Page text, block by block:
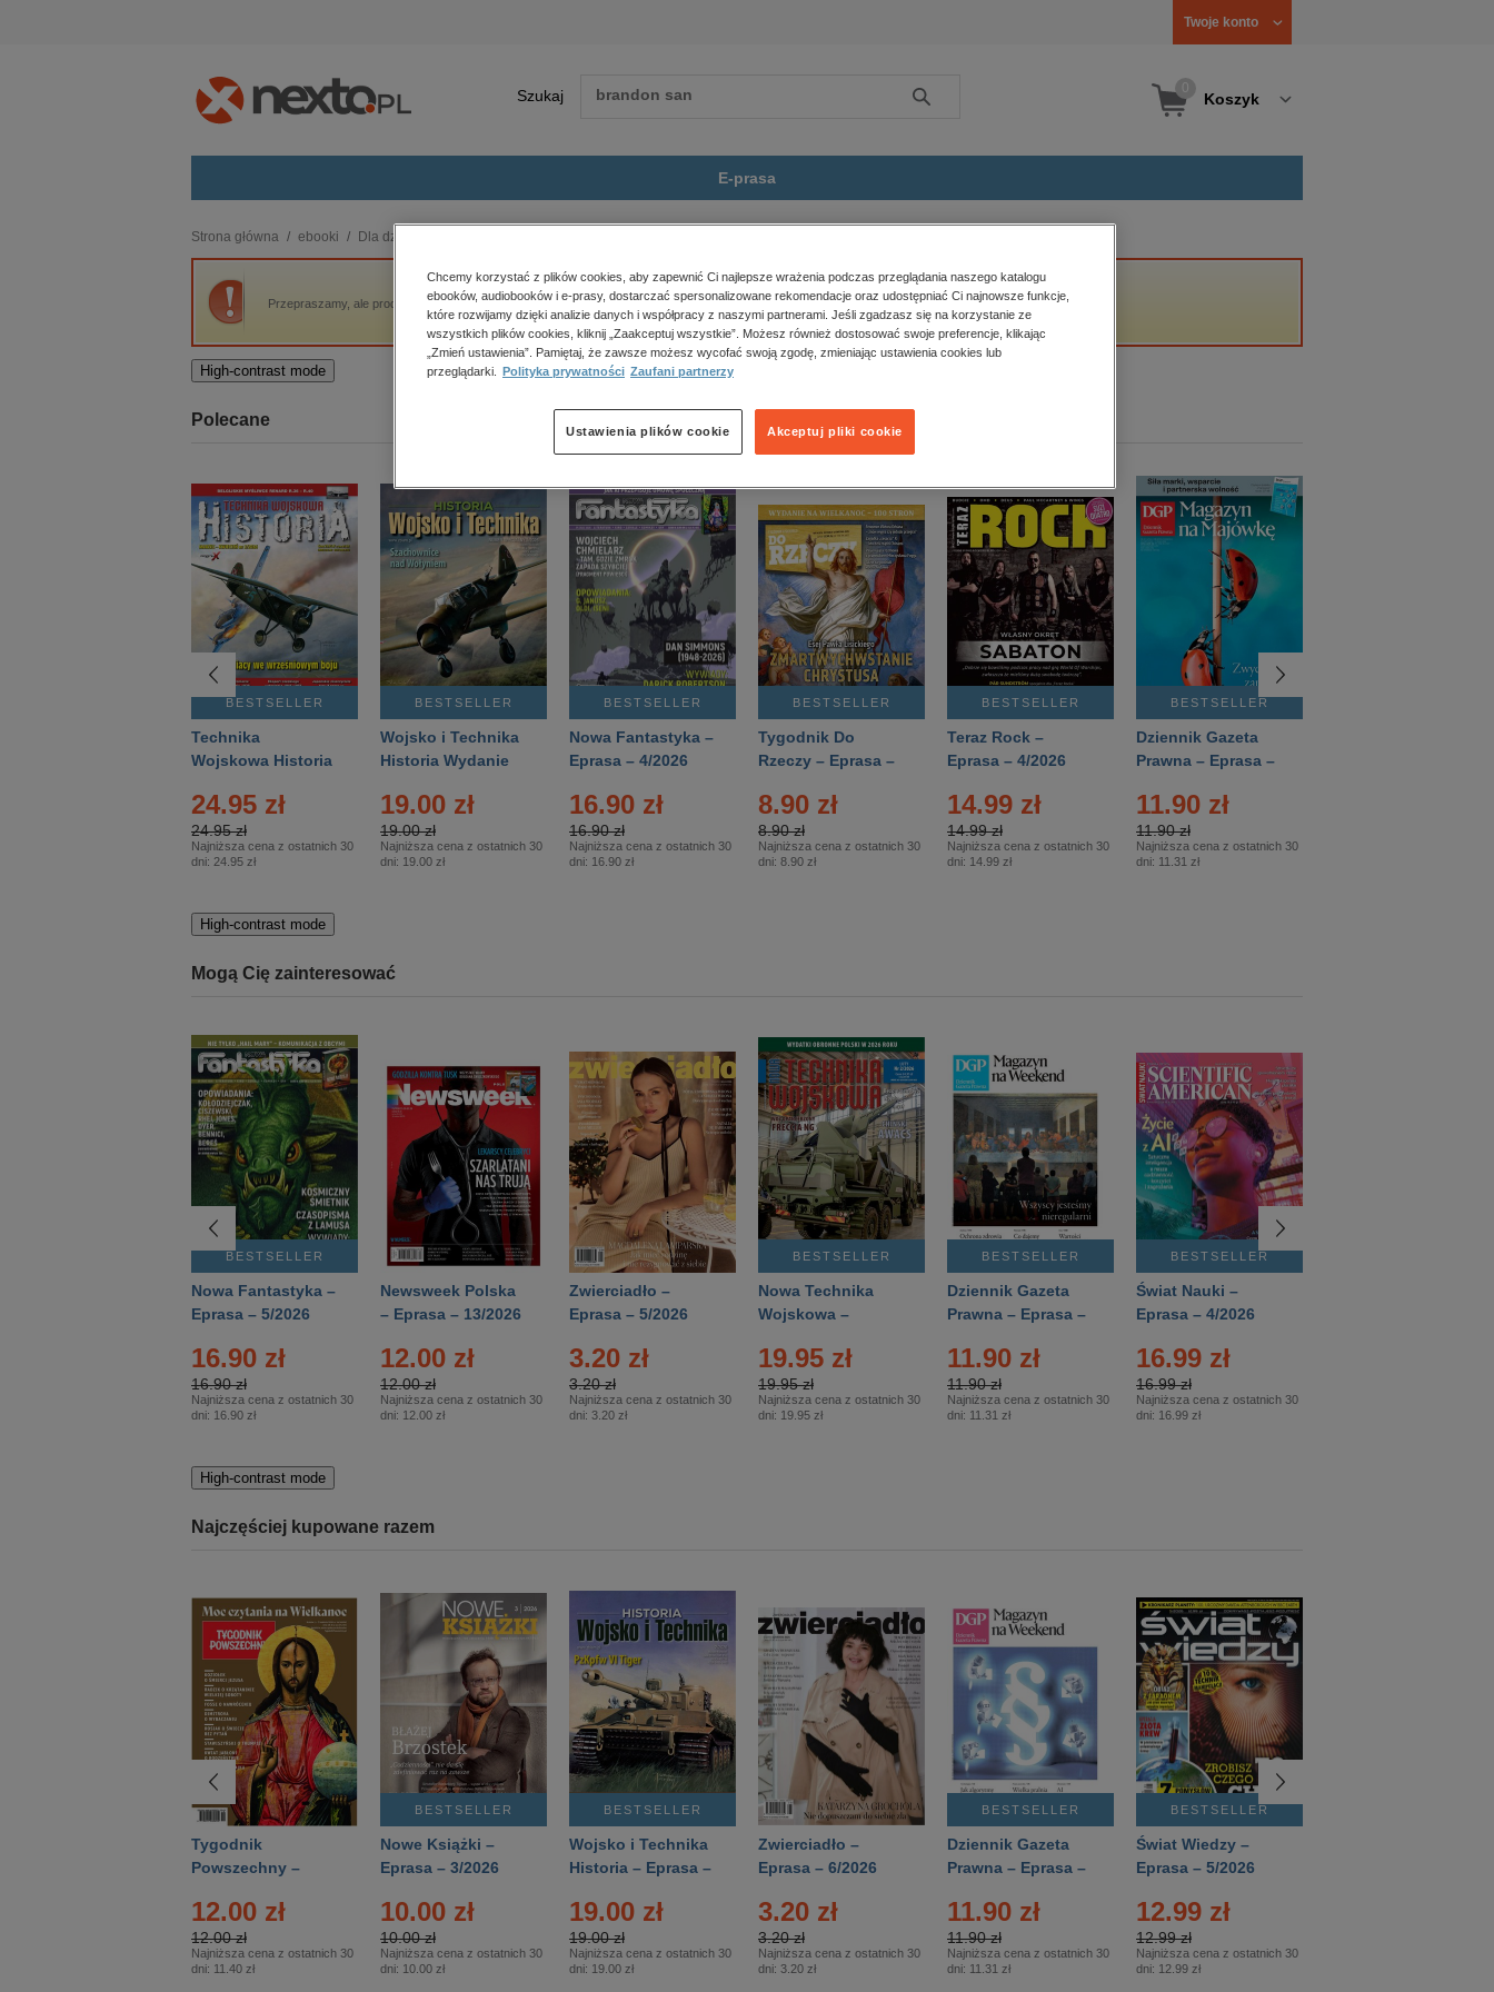
Twoje konto
Szukaj Szukaj Koszyk
E-prasa
budownictwo, aranżacja wnętrz
biznesowe, branżowe, gospodarka
darmowe wydania
edukacja
kobiece, lifestyle, kultura
polityka, społeczno-informacyjne
psychologiczne
inne
popularno-naukowe
historia
zdrowie
religie
Strona główna ebooki Dla dzieci i młodzieży
Przepraszamy, ale produkt „Szkoła dla Krnąbrnych Wróżek 1” nie jest dostępny.
High-contrast mode
Polecane
BESTSELLER
Technika
Wojskowa Historia
24.95 zł
24.95 zł
Najniższa cena z ostatnich 30
dni: 24.95 zł
BESTSELLER
Wojsko i Technika
Historia Wydanie
– 2/2026
19.00 zł
19.00 zł
Najniższa cena z ostatnich 30
dni: 19.00 zł
BESTSELLER
Nowa Fantastyka –
Eprasa – 4/2026
16.90 zł
16.90 zł
Najniższa cena z ostatnich 30
dni: 16.90 zł
BESTSELLER
Tygodnik Do
Rzeczy – Eprasa –
8.90 zł
8.90 zł
Najniższa cena z ostatnich 30
dni: 8.90 zł
BESTSELLER
Teraz Rock –
Eprasa – 4/2026
14.99 zł
14.99 zł
Najniższa cena z ostatnich 30
dni: 14.99 zł
BESTSELLER
Dziennik Gazeta
Prawna – Eprasa –
11.90 zł
11.90 zł
Najniższa cena z ostatnich 30
dni: 11.31 zł
High-contrast mode
Mogą Cię zainteresować
BESTSELLER
Nowa Fantastyka –
Eprasa – 5/2026
16.90 zł
16.90 zł
Najniższa cena z ostatnich 30
dni: 16.90 zł
Newsweek Polska
– Eprasa – 13/2026
12.00 zł
12.00 zł
Najniższa cena z ostatnich 30
dni: 12.00 zł
Zwierciadło –
Eprasa – 5/2026
3.20 zł
3.20 zł
Najniższa cena z ostatnich 30
dni: 3.20 zł
BESTSELLER
Nowa Technika
Wojskowa –
19.95 zł
19.95 zł
Najniższa cena z ostatnich 30
dni: 19.95 zł
BESTSELLER
Dziennik Gazeta
Prawna – Eprasa –
11.90 zł
11.90 zł
Najniższa cena z ostatnich 30
dni: 11.31 zł
BESTSELLER
Świat Nauki –
Eprasa – 4/2026
16.99 zł
16.99 zł
Najniższa cena z ostatnich 30
dni: 16.99 zł
High-contrast mode
Najczęściej kupowane razem
Tygodnik
Powszechny –
12.00 zł
12.00 zł
Najniższa cena z ostatnich 30
dni: 11.40 zł
BESTSELLER
Nowe Książki –
Eprasa – 3/2026
10.00 zł
10.00 zł
Najniższa cena z ostatnich 30
dni: 10.00 zł
BESTSELLER
Wojsko i Technika
Historia – Eprasa –
19.00 zł
19.00 zł
Najniższa cena z ostatnich 30
dni: 19.00 zł
Zwierciadło –
Eprasa – 6/2026
3.20 zł
3.20 zł
Najniższa cena z ostatnich 30
dni: 3.20 zł
BESTSELLER
Dziennik Gazeta
Prawna – Eprasa –
11.90 zł
11.90 zł
Najniższa cena z ostatnich 30
dni: 11.31 zł
BESTSELLER
Świat Wiedzy –
Eprasa – 5/2026
12.99 zł
12.99 zł
Najniższa cena z ostatnich 30
dni: 12.99 zł
Chcemy korzystać z plików cookies, aby zapewnić Ci najlepsze wrażenia podczas przeglądania naszego katalogu
ebooków, audiobooków i e-prasy, dostarczać spersonalizowane rekomendacje oraz udostępniać Ci najnowsze funkcje,
które rozwijamy dzięki analizie danych i współpracy z naszymi partnerami. Jeśli zgadzasz się na korzystanie ze
wszystkich plików cookies, kliknij „Zaakceptuj wszystkie”. Możesz również dostosować swoje preferencje, klikając
„Zmień ustawienia”. Pamiętaj, że zawsze możesz wycofać swoją zgodę, zmieniając ustawienia cookies lub
przeglądarki.
Polityka prywatności Zaufani partnerzy
Akceptuj pliki cookie
Ustawienia plików cookie